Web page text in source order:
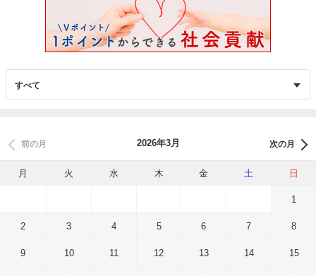
前の月 2026年3月 次の月
月 火 水 木 金 土 日
1
2 3 4 5 6 7 8
9 10 11 12 13 14 15